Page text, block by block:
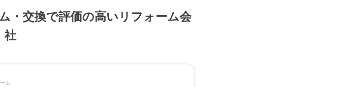
・交換で評価の高いリフォーム会
社
ム